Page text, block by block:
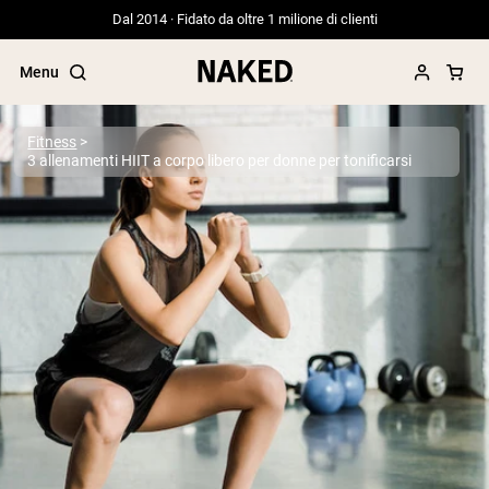
Dal 2014 · Fidato da oltre 1 milione di clienti
Menu
Termini di ricerca popolari
”Protein Powder“
”Overnight Oats“
”Vegan protein“
”Collagen“
”Micellar Casein“
PROTEIN POWDERSBest Seller
Proteina di piselli
Proteine del Siero di Latte da
Allevamento al Pascolo
Fitness
3 allenamenti HIIT a corpo libero per donne per tonificarsi